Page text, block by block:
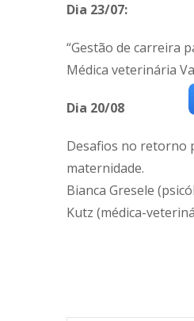
Dia 23/07:
“Gestão de carreira
Médica veterinária
Dia 20/08
Desafios no retorno
maternidade.
Bianca Gresele
Kutz (médica-